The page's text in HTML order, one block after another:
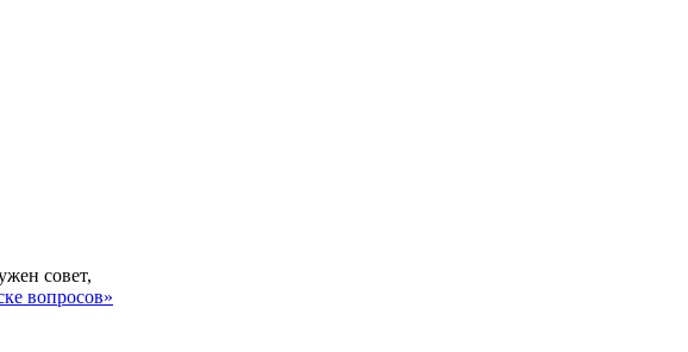
совет,
вопросов»